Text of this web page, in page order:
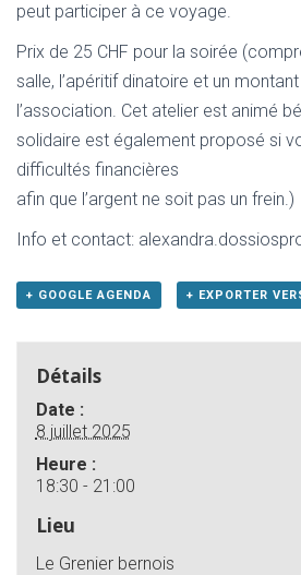
peut participer à ce voyage.
Prix de 25 CHF pour la soirée
salle, l’apéritif dinatoire et un
l’association. Cet atelier est animé
solidaire est également proposé si
difficultés financières
afin que l’argent ne soit pas un frein.)
Info et contact:
+ GOOGLE AGENDA + EXPORTER
Détails
Date :
8 juillet 2025
Heure :
18:30 - 21:00
Lieu
Le Grenier bernois